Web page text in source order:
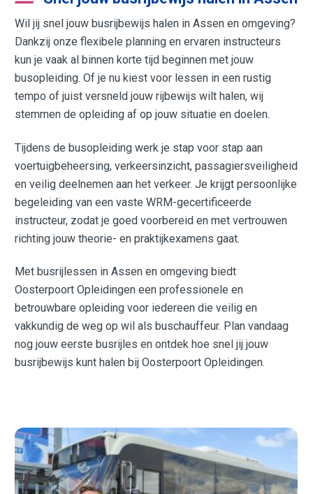
Wil jij snel jouw busrijbewijs halen in Assen en omgeving?
Dankzij onze flexibele planning en ervaren instructeurs
kun je vaak al binnen korte tijd beginnen met jouw
busopleiding. Of je nu kiest voor lessen in een rustig
tempo of juist versneld jouw rijbewijs wilt halen, wij
stemmen de opleiding af op jouw situatie en doelen.
Tijdens de busopleiding werk je stap voor stap aan
voertuigbeheersing, verkeersinzicht, passagiersveiligheid
en veilig deelnemen aan het verkeer. Je krijgt persoonlijke
begeleiding van een vaste WRM-gecertificeerde
instructeur, zodat je goed voorbereid en met vertrouwen
richting jouw theorie- en praktijkexamens gaat.
Met busrijlessen in Assen en omgeving biedt
Oosterpoort Opleidingen een professionele en
betrouwbare opleiding voor iedereen die veilig en
vakkundig de weg op wil als buschauffeur. Plan vandaag
nog jouw eerste busrijles en ontdek hoe snel jij jouw
busrijbewijs kunt halen bij Oosterpoort Opleidingen.